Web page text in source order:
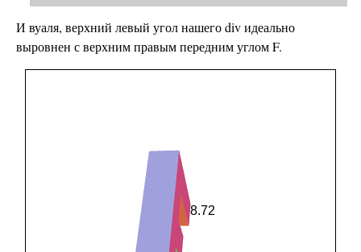
И вуаля, верхний левый угол нашего div идеально
выровнен с верхним правым передним углом F.